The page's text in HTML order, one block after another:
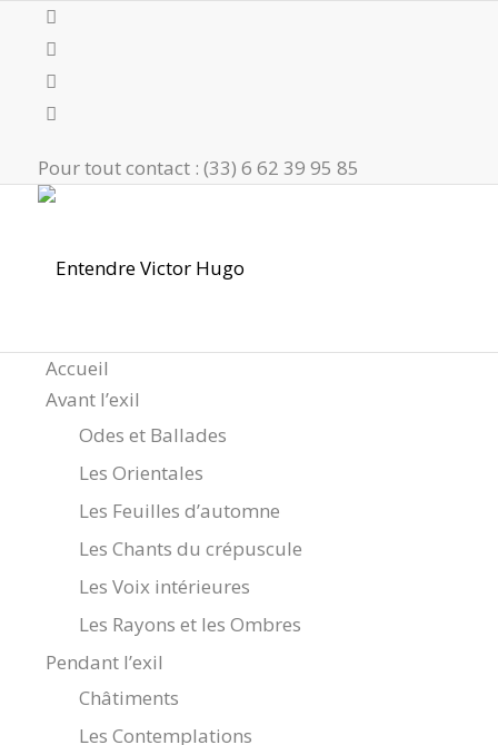
Pour tout contact : (33) 6 62 39 95 85
Accueil
Avant l’exil
Odes et Ballades
Les Orientales
Les Feuilles d’automne
Les Chants du crépuscule
Les Voix intérieures
Les Rayons et les Ombres
Pendant l’exil
Châtiments
Les Contemplations